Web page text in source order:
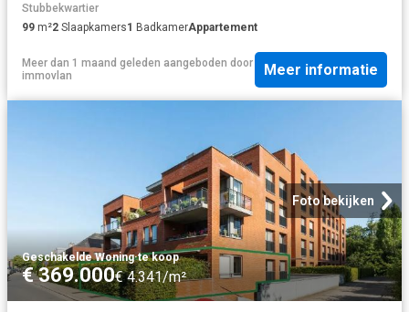
Stubbekwartier
99 m²2 Slaapkamers1 BadkamerAppartement
Meer dan 1 maand geleden aangeboden door
immovlan
Meer informatie
Foto bekijken
Geschakelde Woning·te koop
€ 369.000€ 4.341/m²